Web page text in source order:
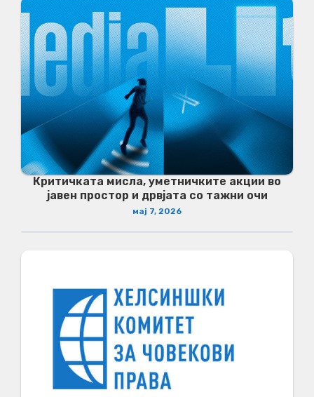
Критичката мисла, уметничките акции во
јавен простор и дрвјата со тажни очи
мај 7, 2026